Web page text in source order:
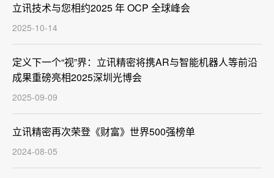
立讯技术与您相约2025 年 OCP 全球峰会
2025-10-14
定义下一个“视”界：立讯精密将携AR与智能机器人等前沿
成果重磅亮相2025深圳光博会
2025-09-09
立讯精密再次荣登《财富》世界500强榜单
2024-08-05